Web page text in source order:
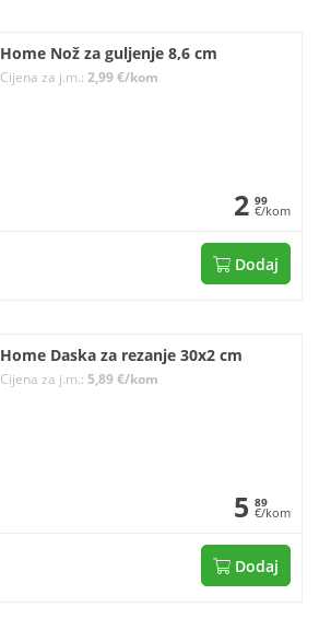
Home Nož za guljenje 8,6 cm
Cijena za j.m.: 2,99 €/kom
2 99
€/kom
Dodaj
Home Daska za rezanje 30x2 cm
Cijena za j.m.: 5,89 €/kom
5 89
€/kom
Dodaj